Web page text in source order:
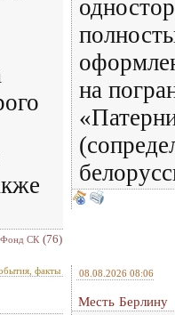
Фонд СК (76)
на
факты 08.08.2026 08:06
Месть Берлину